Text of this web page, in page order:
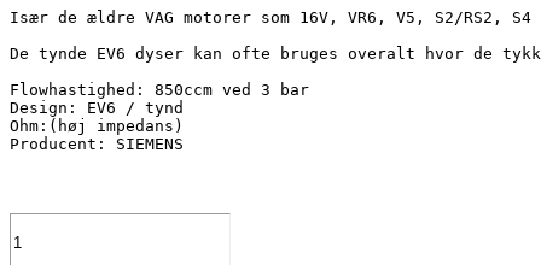
Især de ældre VAG motorer som 16V, VR6, V5, S2/RS2,
De tynde EV6 dyser kan ofte bruges overalt hvor de
Flowhastighed: 850ccm ved 3 bar
Design: EV6 / tynd
Ohm:(høj impedans)
Producent: SIEMENS
med